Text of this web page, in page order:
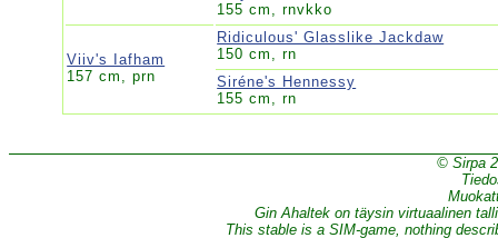
155 cm, rnvkko
Viiv's Iafham
157 cm, prn
Ridiculous' Glasslike Jackdaw
150 cm, rn
Siréne's Hennessy
155 cm, rn
© Sirpa
Gin Ahaltek on täysin virtuaalinen
This stable is a SIM-game, nothing